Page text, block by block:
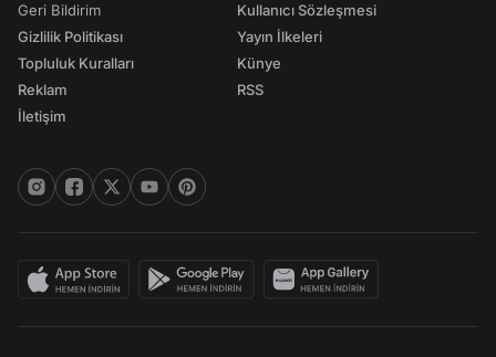
Geri Bildirim
Gizlilik Politikası
Topluluk Kuralları
Reklam
İletişim
Kullanıcı Sözleşmesi
Yayın İlkeleri
Künye
RSS